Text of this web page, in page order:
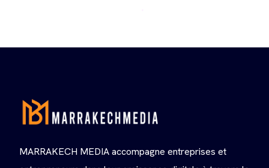
MARRAKECH MEDIA accompagne entreprises et